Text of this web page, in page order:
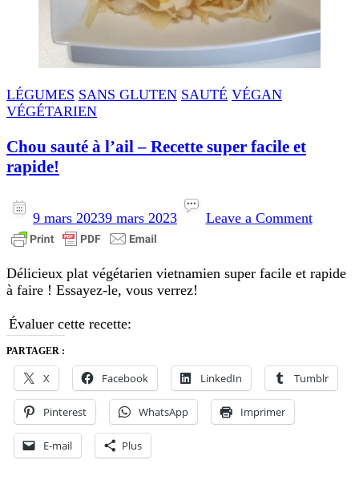
LÉGUMES SANS GLUTEN SAUTÉ VÉGAN
VÉGÉTARIEN
Chou sauté à l’ail – Recette super facile et
rapide!
9 mars 20239 mars 2023 Leave a CommentChou
l’ail
rapide!
Délicieux plat végétarien vietnamien super facile et rapide
à faire ! Essayez-le, vous verrez!
Évaluer cette recette:
PARTAGER :
X Facebook LinkedIn Tumblr
Pinterest WhatsApp Imprimer
E-mail Plus